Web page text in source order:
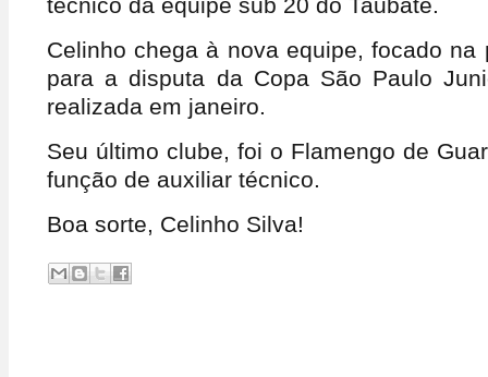
Celinho chega à nova equipe, focado na
para a disputa da Copa São Paulo
realizada em janeiro.
Seu último clube, foi o Flamengo de
função de auxiliar técnico.
Boa sorte, Celinho Silva!